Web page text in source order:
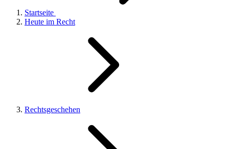
Startseite
Heute im Recht
Rechtsgeschehen